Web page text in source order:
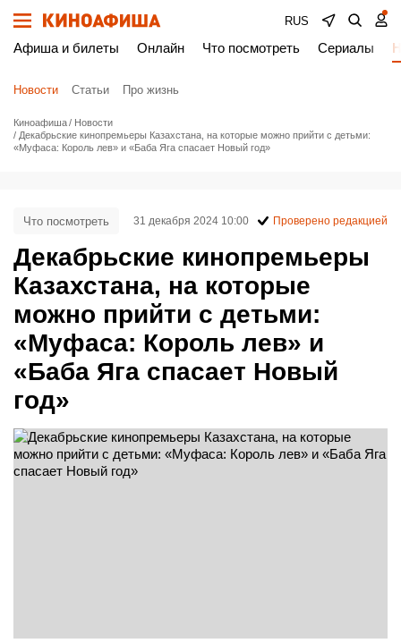
RUS
Афиша и билеты Онлайн Что посмотреть Сериалы
Новости Статьи Про жизнь
Киноафиша
Новости
Декабрьские кинопремьеры Казахстана, на которые можно прийти с детьми:
«Муфаса: Король лев» и «Баба Яга спасает Новый год»
Декабрьские кинопремьеры
Казахстана, на которые
можно прийти с детьми:
«Муфаса: Король лев» и
«Баба Яга спасает Новый
год»
Что посмотреть 31 декабря 2024 10:00 Проверено редакцией